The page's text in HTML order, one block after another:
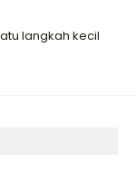
langkah kecil